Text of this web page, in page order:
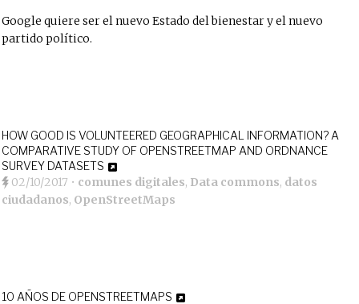
Google quiere ser el nuevo Estado del bienestar y el nuevo
partido político.
HOW GOOD IS VOLUNTEERED GEOGRAPHICAL INFORMATION? A
COMPARATIVE STUDY OF OPENSTREETMAP AND ORDNANCE
SURVEY DATASETS
02/10/2017 • comunes digitales, Data commons, datos
ciudadanos, OpenStreetMaps
10 AÑOS DE OPENSTREETMAPS